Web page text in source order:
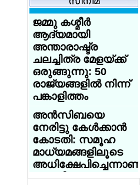
ഗ്ലാസ്ഗോയില്‍
ഇന്ത്യക്കു വേണ്ടി
സ്വര്‍ണം നേടി
മീരാഭായ് ചാനു:
വനിതകളുടെ 48
കിലോഗ്രാമില്‍
മിന്നുന്ന പ്രകടനം
ഇന്ത്യയുടെ
പരീക്ഷാ സമ്പ്രദായം
നിരീക്ഷിക്കാന്‍ നന്ദന്‍
നിലേകനിയുടെ
നേതൃത്വത്തില്‍
ഉന്നതതല ടാസ്‌ക്
ഫോഴ്‌സ്
എക്സിക്യൂട്ടീവ്
കമ്മിറ്റിയെ
തിരഞ്ഞെടുത്തു.
യുക്മ റീജിയണല്‍
കായികമേളകള്‍ക്ക്
പരിസമാപ്തി; ദേശീയ
കായിക മാമാങ്കം
ജൂണ്‍ 20 ന്
ബര്‍മിംഗ്ഹാമില്‍
യുക്മ - ഡോ
സൈമണ്‍സ്
അക്കാദമി നോര്‍ത്ത്
വെസ്റ്റ്
കായികമേളക്ക്
ജമ്മു കശ്മീര്‍
ആദ്യമായി
അന്താരാഷ്ട്ര
ചലച്ചിത്ര മേളയ്ക്ക്
ഒരുങ്ങുന്നു: 50
രാജ്യങ്ങളില്‍ നിന്ന്
പങ്കാളിത്തം
അന്‍സിബയെ
നേരിട്ടു കേള്‍ക്കാന്‍
കോടതി: സമൂഹ
മാധ്യമങ്ങളിലൂടെ
അധിക്ഷേപിച്ചെന്നാണു
പരാതി